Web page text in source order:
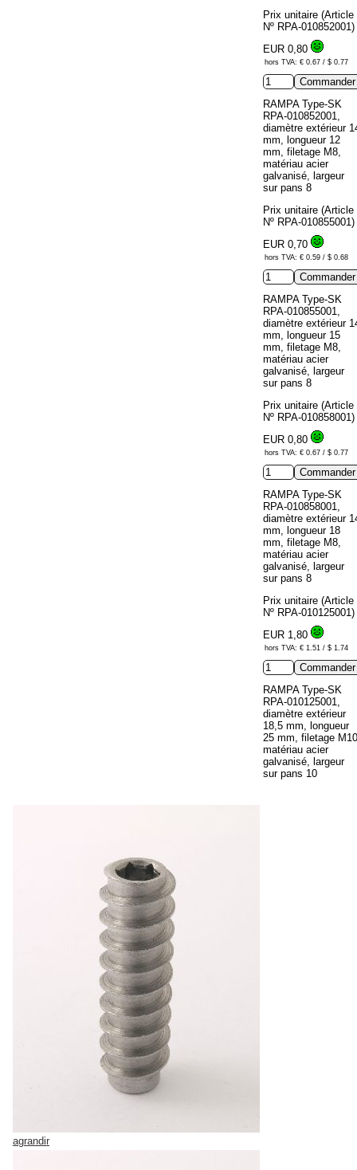
Prix unitaire (Article
Nº RPA-010852001)
EUR 0,80
hors TVA: € 0.67 / $ 0.77
RAMPA Type-SK
RPA-010852001,
diamètre extérieur
mm, longueur 12
mm, filetage M8,
matériau acier
galvanisé, largeur
sur pans 8
Prix unitaire (Article
Nº RPA-010855001)
EUR 0,70
hors TVA: € 0.59 / $ 0.68
RAMPA Type-SK
RPA-010855001,
diamètre extérieur
mm, longueur 15
mm, filetage M8,
matériau acier
galvanisé, largeur
sur pans 8
Prix unitaire (Article
Nº RPA-010858001)
EUR 0,80
hors TVA: € 0.67 / $ 0.77
RAMPA Type-SK
RPA-010858001,
diamètre extérieur
mm, longueur 18
mm, filetage M8,
matériau acier
galvanisé, largeur
sur pans 8
Prix unitaire (Article
Nº RPA-010125001)
EUR 1,80
hors TVA: € 1.51 / $ 1.74
RAMPA Type-SK
RPA-010125001,
diamètre extérieur
18,5 mm, longueur
25 mm, filetage
matériau acier
galvanisé, largeur
sur pans 10
agrandir